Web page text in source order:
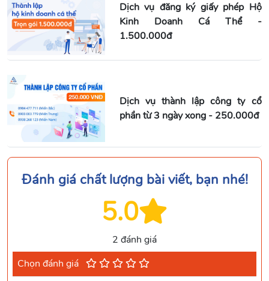
Dịch vụ đăng ký giấy phép Hộ
Kinh Doanh Cá Thể -
1.500.000đ
Dịch vụ thành lập công ty cổ
phần từ 3 ngày xong - 250.000đ
Đánh giá chất lượng bài viết, bạn nhé!
5.0
2 đánh giá
Chọn đánh giá